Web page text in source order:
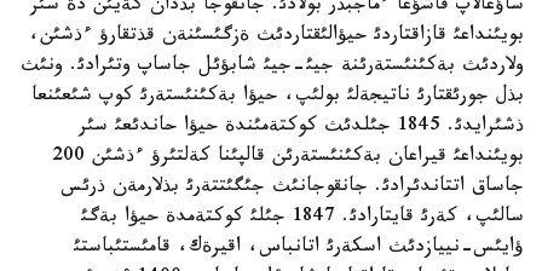
ساؤعالاپ قاشؤعا ءماجبذر بولادئ. جانقوجا بذدان كةيئن دة سئر
بويئنداعئ قازاقتاردئ حيؤالئقتاردئث ةزگئسئنةن قذتقارؤ ءذشئن،
ولاردئث بةكئنئستةرئنة جيئ-جيئ شابؤئل جاساپ وتئرادئ. ونئث
بذل جورئقتارئ ناتيجةلئ بولئپ، حيؤا بةكئنئستةرئ كوپ شئعئنعا
ذشئرايدئ. 1845 جئلدئث كوكتةمئندة حيؤا حاندئعئ سئر
بويئنداعئ قيراعان بةكئنئستةرئن قالپئنا كةلتئرؤ ءذشئن 200
جاساق اتتاندئرادئ. جانقوجانئث جئگئتتةرئ بذلارمةن ذرئس
سالئپ، كةرئ قايتارادئ. 1847 جئلئ كوكتةمدة حيؤا بةگئ
ؤايئس-نييازدئث اسكةرئ اتانباس، اقيرةك، قامئستئباستئ